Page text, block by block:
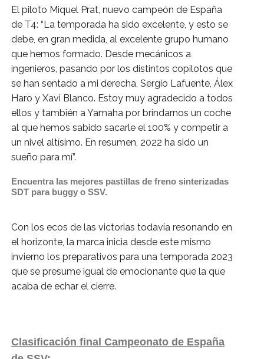
El piloto Miquel Prat, nuevo campeón de España
de T4: “La temporada ha sido excelente, y esto se
debe, en gran medida, al excelente grupo humano
que hemos formado. Desde mecánicos a
ingenieros, pasando por los distintos copilotos que
se han sentado a mi derecha, Sergio Lafuente, Álex
Haro y Xavi Blanco. Estoy muy agradecido a todos
ellos y también a Yamaha por brindarnos un coche
al que hemos sabido sacarle el 100% y competir a
un nivel altísimo. En resumen, 2022 ha sido un
sueño para mí”.
Encuentra las mejores pastillas de freno sinterizadas
SDT para buggy o SSV.
Con los ecos de las victorias todavía resonando en
el horizonte, la marca inicia desde este mismo
invierno los preparativos para una temporada 2023
que se presume igual de emocionante que la que
acaba de echar el cierre.
Clasificación final Campeonato de España